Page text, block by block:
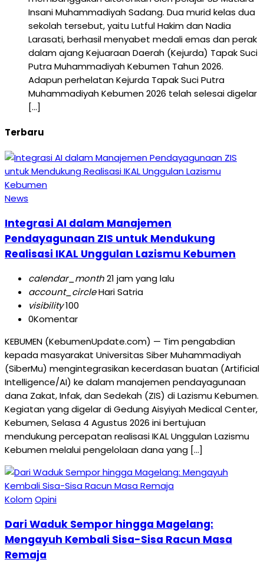
Insani Muhammadiyah Sadang. Dua murid kelas dua
sekolah tersebut, yaitu Lutful Hakim dan Nadia
Larasati, berhasil menyabet medali emas dan perak
dalam ajang Kejuaraan Daerah (Kejurda) Tapak Suci
Putra Muhammadiyah Kebumen Tahun 2026.
Adapun perhelatan Kejurda Tapak Suci Putra
Muhammadiyah Kebumen 2026 telah selesai digelar
[…]
Terbaru
News
Integrasi AI dalam Manajemen
Pendayagunaan ZIS untuk Mendukung
Realisasi IKAL Unggulan Lazismu Kebumen
calendar_month21 jam yang lalu
account_circleHari Satria
visibility100
0Komentar
KEBUMEN (KebumenUpdate.com) — Tim pengabdian
kepada masyarakat Universitas Siber Muhammadiyah
(SiberMu) mengintegrasikan kecerdasan buatan (Artificial
Intelligence/AI) ke dalam manajemen pendayagunaan
dana Zakat, Infak, dan Sedekah (ZIS) di Lazismu Kebumen.
Kegiatan yang digelar di Gedung Aisyiyah Medical Center,
Kebumen, Selasa 4 Agustus 2026 ini bertujuan
mendukung percepatan realisasi IKAL Unggulan Lazismu
Kebumen melalui pengelolaan dana yang […]
KolomOpini
Dari Waduk Sempor hingga Magelang:
Mengayuh Kembali Sisa-Sisa Racun Masa
Remaja